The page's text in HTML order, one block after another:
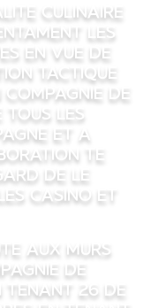
culinaire
les
en vue de
tactique
de
tous les
et a
te
de le
Casino et
aux murs
de
tenant 26 de